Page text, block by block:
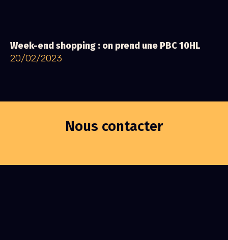
Week-end shopping : on prend une PBC 10HL
20/02/2023
Nous contacter